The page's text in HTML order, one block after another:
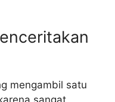
mengambil satu
sangat